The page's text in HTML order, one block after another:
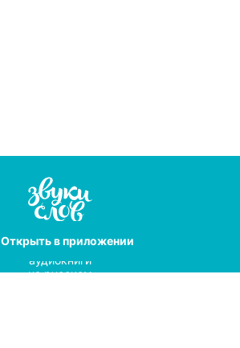
Открытьв приложении
Лучшие
аудиокниги
на русском